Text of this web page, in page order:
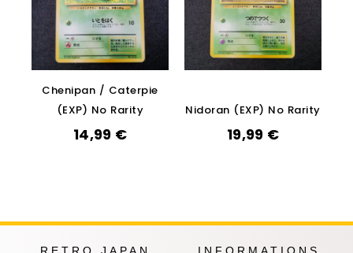
Chenipan / Caterpie
(EXP) No Rarity
14,99 €
Nidoran (EXP) No Rarity
19,99 €